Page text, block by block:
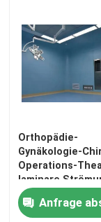
medizinischer
Chirurgisches
Orthopädie-
Gynäkologie-
Operations-
laminare
Klasse 100 - 1000
Anfrage